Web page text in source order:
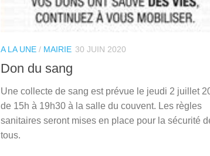
A LA UNE / MAIRIE 30 JUIN 2020
Don du sang
Une collecte de sang est prévue le jeudi 2 juillet
de 15h à 19h30 à la salle du couvent. Les règles
sanitaires seront mises en place pour la sécurité
tous.